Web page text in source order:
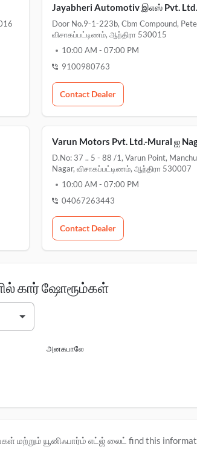
Jayabheri Automotiv இஎஸ் Pvt.
Door No.9-1-223b, Cbm Compound,
விசாகப்பட்டிணம், ஆந்திரா 530015
10:00 AM - 07:00 PM
9100980763
Contact Dealer
Varun Motors Pvt. Ltd.-Mural ஐ
D.no: 37 .. 5 - 88 /1, Varun Point,
Nagar, விசாகப்பட்டிணம், ஆந்திரா 530007
10:00 AM - 07:00 PM
04067263443
Contact Dealer
கார் ஷோரூம்கள்
அனகபாலே
மற்றும் யூனிஃபார்ம் எட்ஜ் லைட் find this